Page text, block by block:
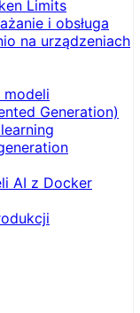
Limits
i obsługa
na urządzeniach
modeli
Generation)
AI z Docker